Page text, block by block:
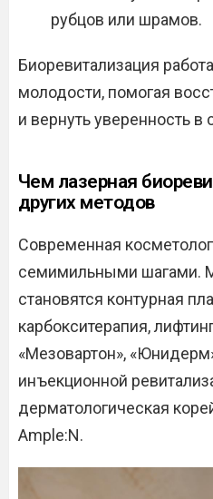
рубцов или шрамов.
Биоревитализация
молодости, помогая
и вернуть уверенность в
Чем лазерная
других методов
Современная
семимильными шагами.
становятся контурная
карбокситерапия,
«Мезовартон»,
инъекционной
дерматологическая
Ample:N.